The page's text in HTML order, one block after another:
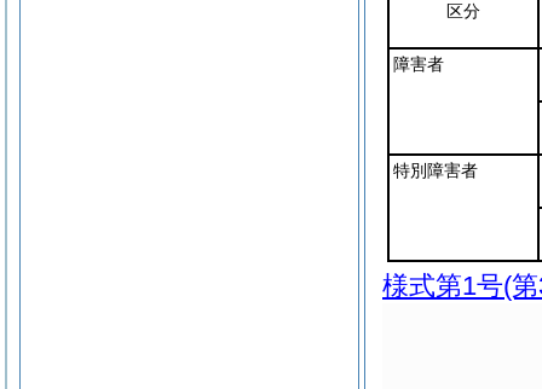
区分
障害者
特別障害者
様式第1号(